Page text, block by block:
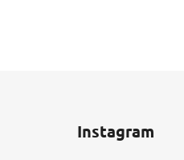
Instagram